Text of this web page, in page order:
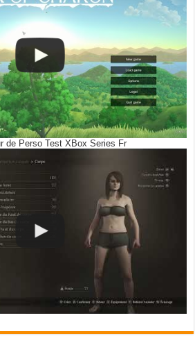
de Perso Test XBox Series Fr